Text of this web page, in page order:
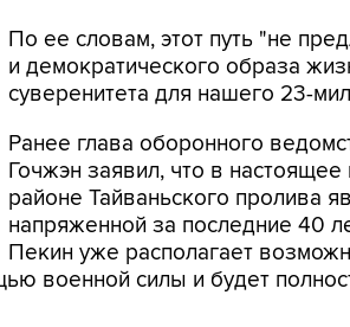
По ее словам, этот путь "не
и демократического образа
суверенитета для нашего 23-
Ранее глава оборонного
Гочжэн заявил, что в настоящее
районе Тайваньского пролива
напряженной за последние 40
Пекин уже располагает
военной силы и будет